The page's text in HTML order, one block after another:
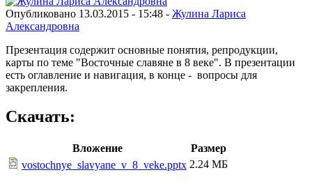
Опубликовано 13.03.2015 - 15:48 - Жулина Лариса
Александровна
Презентация содержит основные понятия, репродукции,
карты по теме "Восточные славяне в 8 веке". В презентации
есть оглавление и навигация, в конце - вопросы для
закрепления.
Скачать:
Вложение
Размер
vostochnye_slavyane_v_8_veke.pptx 2.24 МБ